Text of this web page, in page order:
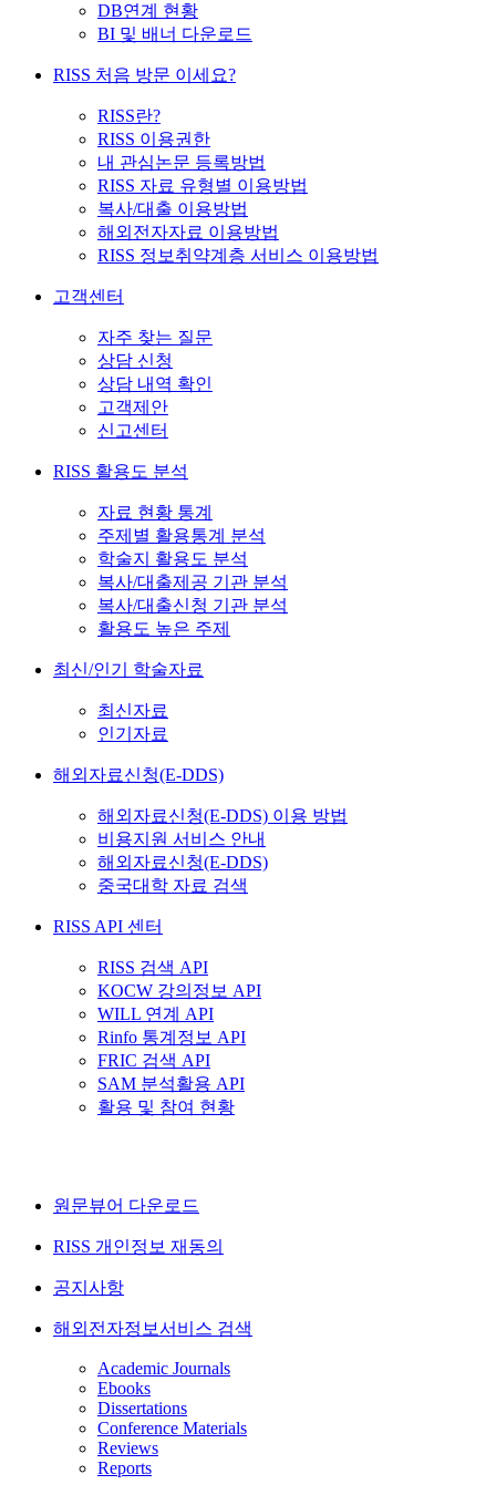
DB연계 현황
BI 및 배너 다운로드
RISS 처음 방문 이세요?
RISS란?
RISS 이용권한
내 관심논문 등록방법
RISS 자료 유형별 이용방법
복사/대출 이용방법
해외전자자료 이용방법
RISS 정보취약계층 서비스 이용방법
고객센터
자주 찾는 질문
상담 신청
상담 내역 확인
고객제안
신고센터
RISS 활용도 분석
자료 현황 통계
주제별 활용통계 분석
학술지 활용도 분석
복사/대출제공 기관 분석
복사/대출신청 기관 분석
활용도 높은 주제
최신/인기 학술자료
최신자료
인기자료
해외자료신청(E-DDS)
해외자료신청(E-DDS) 이용 방법
비용지원 서비스 안내
해외자료신청(E-DDS)
중국대학 자료 검색
RISS API 센터
RISS 검색 API
KOCW 강의정보 API
WILL 연계 API
Rinfo 통계정보 API
FRIC 검색 API
SAM 분석활용 API
활용 및 참여 현황
원문뷰어 다운로드
RISS 개인정보 재동의
공지사항
해외전자정보서비스 검색
Academic Journals
Ebooks
Dissertations
Conference Materials
Reviews
Reports